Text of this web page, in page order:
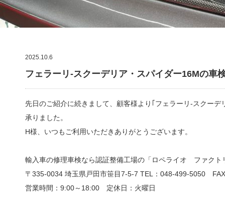
2025.10.6
フェラーリ-スクーデリア・スパイダー16Mの車
先日のご紹介に続きまして、顧客様より｢フェラーリ-スクー
承りました。
H様、いつもご利用いただきありがとうございます。
輸入車の修理車検なら認証整備工場の「ロペライオ ファクト
〒335-0034 埼玉県戸田市笹目7-5-7 TEL：048-499-5050
営業時間：9:00～ 18:00 定休日：火曜日